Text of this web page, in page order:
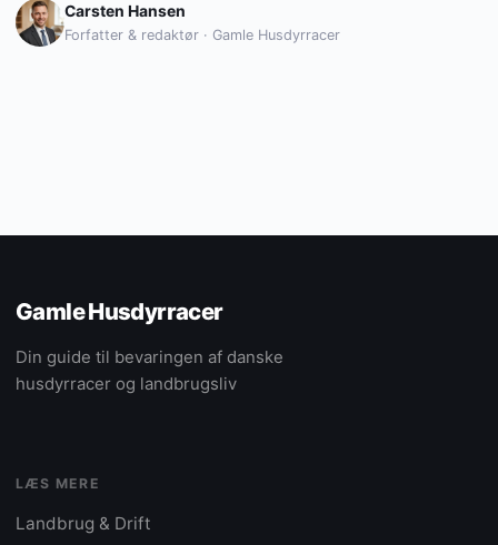
Carsten Hansen
Forfatter & redaktør · Gamle Husdyrracer
Gamle Husdyrracer
Din guide til bevaringen af danske
husdyrracer og landbrugsliv
LÆS MERE
Landbrug & Drift